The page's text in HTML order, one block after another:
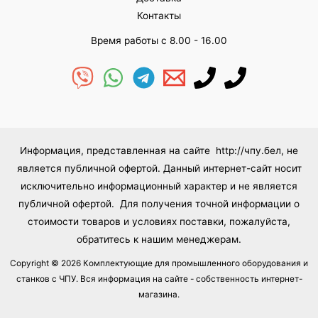
Контакты
Время работы с 8.00 - 16.00
Информация, представленная на сайте http://чпу.бел, не
является публичной офертой. Данный интернет-сайт носит
исключительно информационный характер и не является
публичной офертой. Для получения точной информации о
стоимости товаров и условиях поставки, пожалуйста,
обратитесь к нашим менеджерам.
Copyright © 2026 Комплектующие для промышленного оборудования и
станков с ЧПУ. Вся информация на сайте - собственность интернет-
магазина.